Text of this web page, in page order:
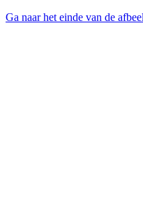
Ga naar het einde van de